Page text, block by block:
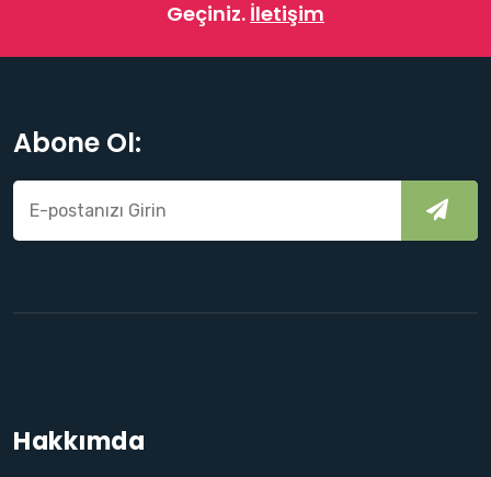
Geçiniz. İletişim
Abone Ol:
Hakkımda